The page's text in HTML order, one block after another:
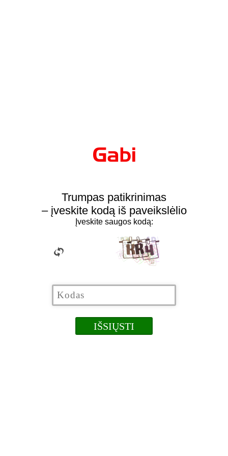
Trumpas patikrinimas
– įveskite kodą iš paveikslėlio
Įveskite saugos kodą: